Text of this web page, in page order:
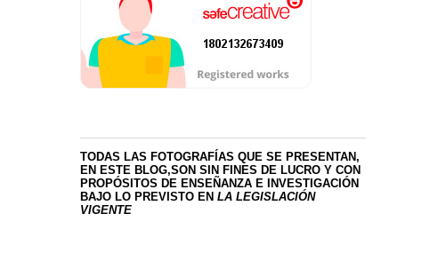
TODAS LAS FOTOGRAFÍAS QUE SE PRESENTAN,
EN ESTE BLOG,SON SIN FINES DE LUCRO Y CON
PROPÓSITOS DE ENSEÑANZA E INVESTIGACIÓN
BAJO LO PREVISTO EN LA LEGISLACIÓN
VIGENTE